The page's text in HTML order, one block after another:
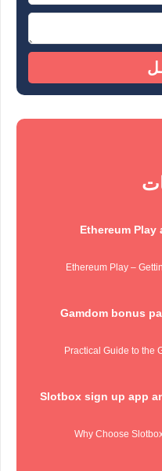
Ethereum
Ethereum Play –
Gamdom bonus
Practical Guide to the
Slotbox sign up app
Why Choose